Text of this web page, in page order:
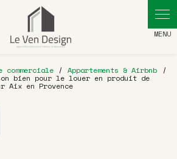
Appartements & Airbnb
son bien pour le louer en produit de
Aix en Provence
des cookies